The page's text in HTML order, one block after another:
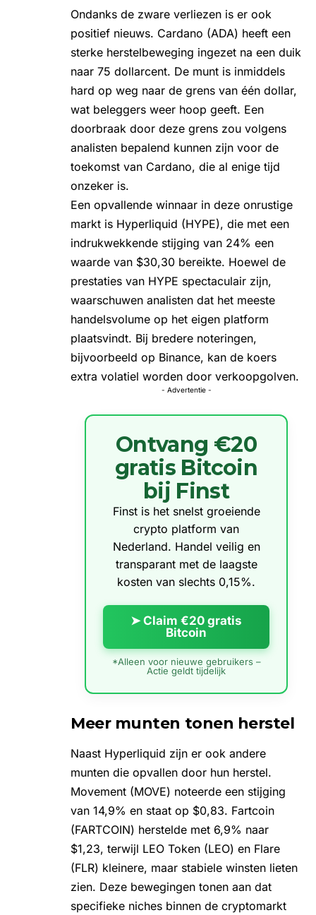
Ondanks de zware verliezen is er ook
positief nieuws. Cardano (ADA) heeft een
sterke herstelbeweging ingezet na een duik
naar 75 dollarcent. De munt is inmiddels
hard op weg naar de grens van één dollar,
wat beleggers weer hoop geeft. Een
doorbraak door deze grens zou volgens
analisten bepalend kunnen zijn voor de
toekomst van Cardano, die al enige tijd
onzeker is.
Een opvallende winnaar in deze onrustige
markt is Hyperliquid (HYPE), die met een
indrukwekkende stijging van 24% een
waarde van $30,30 bereikte. Hoewel de
prestaties van HYPE spectaculair zijn,
waarschuwen analisten dat het meeste
handelsvolume op het eigen platform
plaatsvindt. Bij bredere noteringen,
bijvoorbeeld op Binance, kan de koers
extra volatiel worden door verkoopgolven.
- Advertentie -
Ontvang €20
gratis Bitcoin
bij Finst
Finst is het snelst groeiende
crypto platform van
Nederland. Handel veilig en
transparant met de laagste
kosten van slechts 0,15%.
➤ Claim €20 gratis
Bitcoin
*Alleen voor nieuwe gebruikers –
Actie geldt tijdelijk
Meer munten tonen herstel
Naast Hyperliquid zijn er ook andere
munten die opvallen door hun herstel.
Movement (MOVE) noteerde een stijging
van 14,9% en staat op $0,83. Fartcoin
(FARTCOIN) herstelde met 6,9% naar
$1,23, terwijl LEO Token (LEO) en Flare
(FLR) kleinere, maar stabiele winsten lieten
zien. Deze bewegingen tonen aan dat
specifieke niches binnen de cryptomarkt